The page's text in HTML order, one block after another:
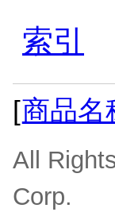
索引
[商品名
All
Corp.